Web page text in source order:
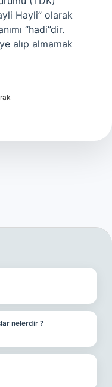
Hayli” olarak
“hadi”dir.
alıp almamak
nelerdir ?